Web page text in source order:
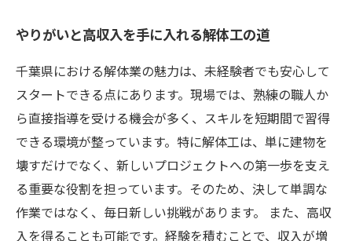
やりがいと高収入を手に入れる解体工の道
千葉県における解体業の魅力は、未経験者でも安心して
スタートできる点にあります。現場では、熟練の職人か
ら直接指導を受ける機会が多く、スキルを短期間で習得
できる環境が整っています。特に解体工は、単に建物を
壊すだけでなく、新しいプロジェクトへの第一歩を支え
る重要な役割を担っています。そのため、決して単調な
作業ではなく、毎日新しい挑戦があります。 また、高収
入を得ることも可能です。経験を積むことで、収入が増